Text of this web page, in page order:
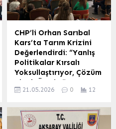
bin adet ücretsiz sebze
fidesi dağıttı. Üretim ve
Destek Vurgusu Büyükşehir
Belediyesi Çevre Koruma
ve Kontrol Dairesi
Başkanlığı Atık Yönetimi
Şube Müdürlüğü
tarafından organize
edilen fide dağıtım
CHP’li Orhan Sarıbal
Kars’ta Tarım Krizini
Değerlendirdi: “Yanlış
Politikalar Kırsalı
Yoksullaştırıyor, Çözüm
Planlı Üretim”
CHP Bursa Milletvekili
Tarım ve Hayvancılık
Sektöründeki Derinleşen
21.05.2026 0 12